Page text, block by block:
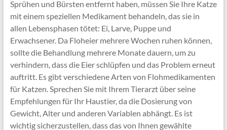
Sprühen und Bürsten entfernt haben, müssen Sie Ihre Katze
mit einem speziellen Medikament behandeln, das sie in
allen Lebensphasen tötet: Ei, Larve, Puppe und
Erwachsener. Da Floheier mehrere Wochen ruhen können,
sollte die Behandlung mehrere Monate dauern, um zu
verhindern, dass die Eier schlüpfen und das Problem erneut
auftritt. Es gibt verschiedene Arten von Flohmedikamenten
für Katzen. Sprechen Sie mit Ihrem Tierarzt über seine
Empfehlungen für Ihr Haustier, da die Dosierung von
Gewicht, Alter und anderen Variablen abhängt. Es ist
wichtig sicherzustellen, dass das von Ihnen gewählte